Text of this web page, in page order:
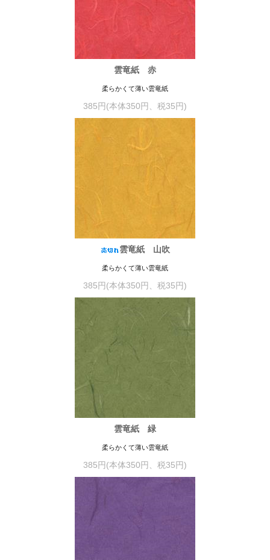
雲竜紙 赤
柔らかくて薄い雲竜紙
385円(本体350円、税35円)
雲竜紙 山吹
柔らかくて薄い雲竜紙
385円(本体350円、税35円)
雲竜紙 緑
柔らかくて薄い雲竜紙
385円(本体350円、税35円)